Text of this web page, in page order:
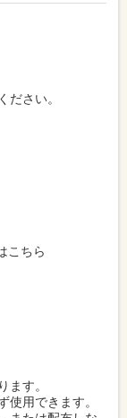
ださい。
こちら
ます。
使用できます。